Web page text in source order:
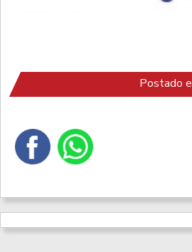
Postado